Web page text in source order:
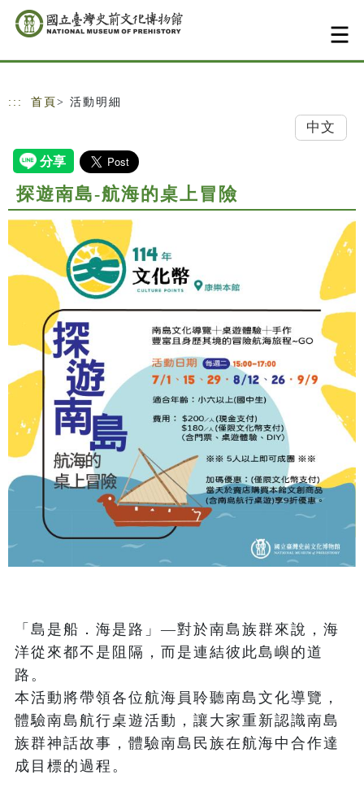
跳到主要內容
網站導覽
::: 首頁 > 活動明細
中文
探遊南島-航海的桌上冒險
「島是船．海是路」—對於南島族群來說，海
洋從來都不是阻隔，而是連結彼此島嶼的道
路。
本活動將帶領各位航海員聆聽南島文化導覽，
體驗南島航行桌遊活動，讓大家重新認識南島
族群神話故事，體驗南島民族在航海中合作達
成目標的過程。